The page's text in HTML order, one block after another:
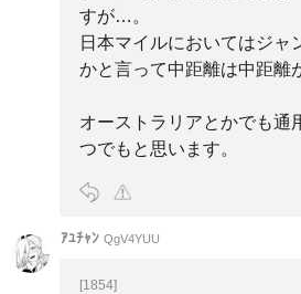
すが…。
日本マイルにおいてはジャ
かと言って中距離は中距離
オーストラリアとかでも通
つでもと思います。
ｱﾕﾁｬﾝ QgV4YUU
[1854]